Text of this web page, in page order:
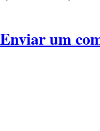
Enviar um